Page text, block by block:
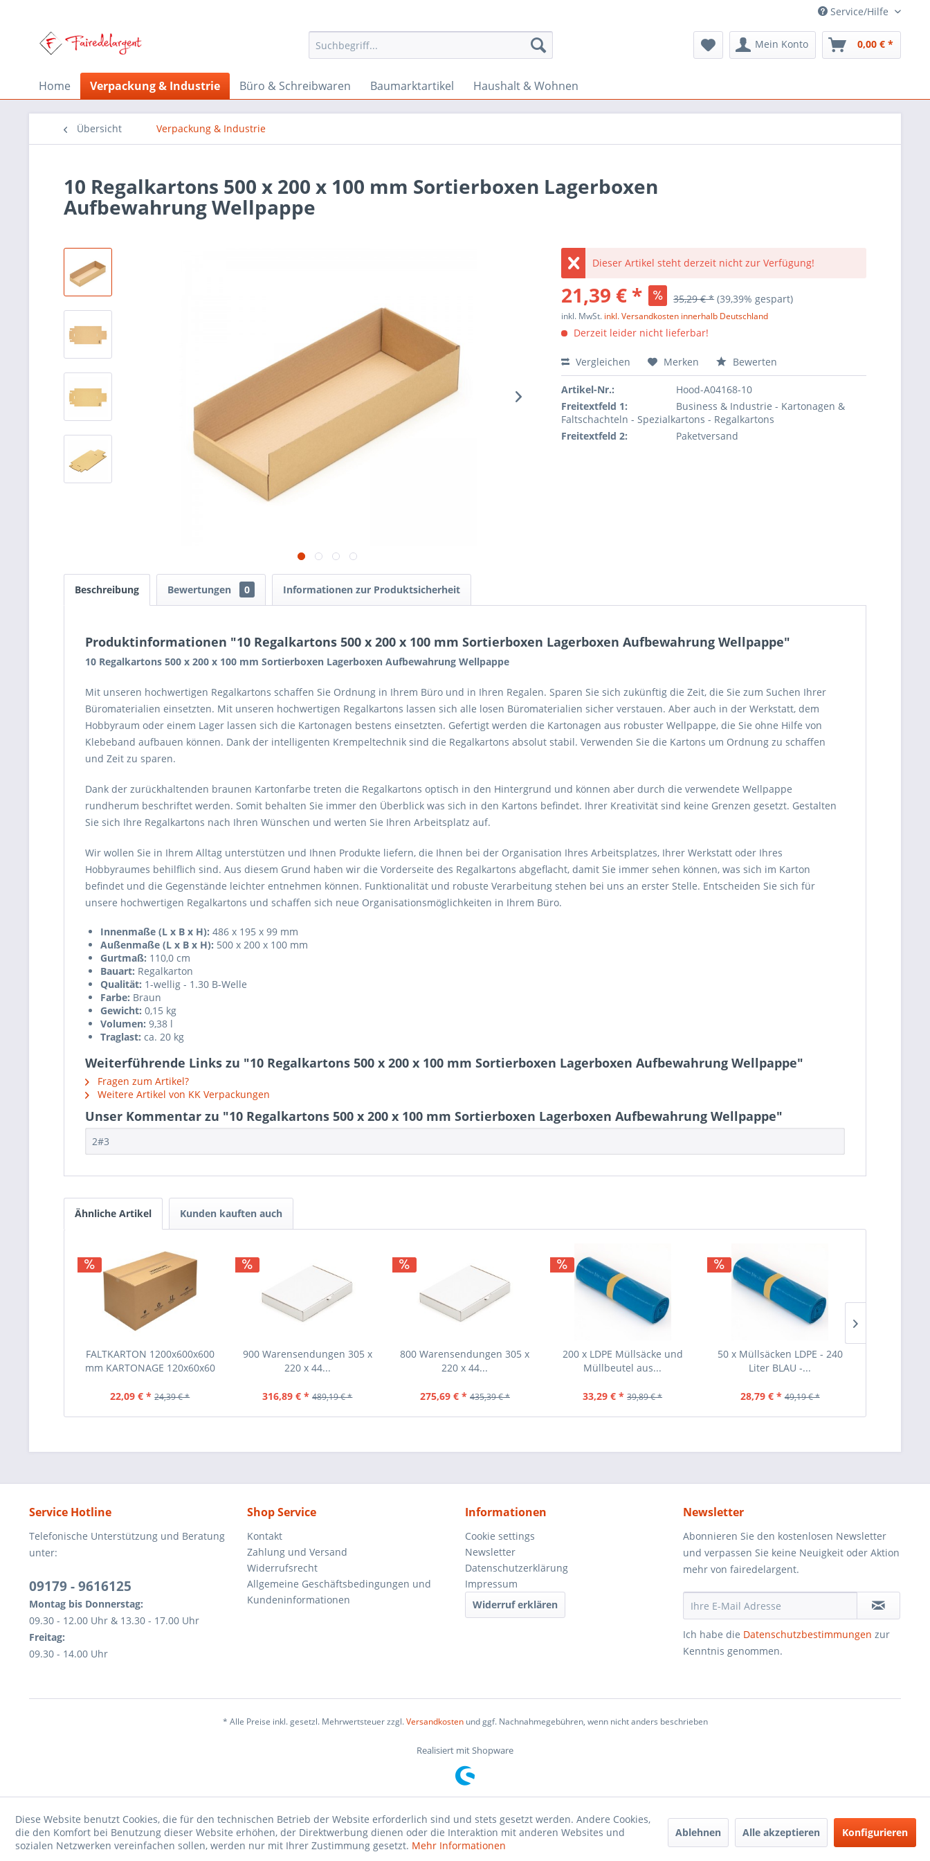
Service/Hilfe
Mein Konto 0,00 € *
Home Verpackung & Industrie Büro & Schreibwaren Baumarktartikel Haushalt & Wohnen
Übersicht Verpackung & Industrie
10 Regalkartons 500 x 200 x 100 mm Sortierboxen Lagerboxen
Aufbewahrung Wellpappe
Dieser Artikel steht derzeit nicht zur Verfügung!
21,39 € * 35,29 € * (39,39% gespart)
inkl. MwSt. inkl. Versandkosten innerhalb Deutschland
Derzeit leider nicht lieferbar!
Vergleichen Merken Bewerten
Artikel-Nr.:
Hood-A04168-10
Freitextfeld 1:
Business & Industrie - Kartonagen &
Faltschachteln - Spezialkartons - Regalkartons
Freitextfeld 2:
Paketversand
Beschreibung Bewertungen 0 Informationen zur Produktsicherheit
Produktinformationen "10 Regalkartons 500 x 200 x 100 mm Sortierboxen Lagerboxen Aufbewahrung Wellpappe"
10 Regalkartons 500 x 200 x 100 mm Sortierboxen Lagerboxen Aufbewahrung Wellpappe
Mit unseren hochwertigen Regalkartons schaffen Sie Ordnung in Ihrem Büro und in Ihren Regalen. Sparen Sie sich zukünftig die Zeit, die Sie zum Suchen Ihrer
Büromaterialien einsetzten. Mit unseren hochwertigen Regalkartons lassen sich alle losen Büromaterialien sicher verstauen. Aber auch in der Werkstatt, dem
Hobbyraum oder einem Lager lassen sich die Kartonagen bestens einsetzten. Gefertigt werden die Kartonagen aus robuster Wellpappe, die Sie ohne Hilfe von
Klebeband aufbauen können. Dank der intelligenten Krempeltechnik sind die Regalkartons absolut stabil. Verwenden Sie die Kartons um Ordnung zu schaffen
und Zeit zu sparen.
Dank der zurückhaltenden braunen Kartonfarbe treten die Regalkartons optisch in den Hintergrund und können aber durch die verwendete Wellpappe
rundherum beschriftet werden. Somit behalten Sie immer den Überblick was sich in den Kartons befindet. Ihrer Kreativität sind keine Grenzen gesetzt. Gestalten
Sie sich Ihre Regalkartons nach Ihren Wünschen und werten Sie Ihren Arbeitsplatz auf.
Wir wollen Sie in Ihrem Alltag unterstützen und Ihnen Produkte liefern, die Ihnen bei der Organisation Ihres Arbeitsplatzes, Ihrer Werkstatt oder Ihres
Hobbyraumes behilflich sind. Aus diesem Grund haben wir die Vorderseite des Regalkartons abgeflacht, damit Sie immer sehen können, was sich im Karton
befindet und die Gegenstände leichter entnehmen können. Funktionalität und robuste Verarbeitung stehen bei uns an erster Stelle. Entscheiden Sie sich für
unsere hochwertigen Regalkartons und schaffen sich neue Organisationsmöglichkeiten in Ihrem Büro.
Innenmaße (L x B x H): 486 x 195 x 99 mm
Außenmaße (L x B x H): 500 x 200 x 100 mm
Gurtmaß: 110,0 cm
Bauart: Regalkarton
Qualität: 1-wellig - 1.30 B-Welle
Farbe: Braun
Gewicht: 0,15 kg
Volumen: 9,38 l
Traglast: ca. 20 kg
Weiterführende Links zu "10 Regalkartons 500 x 200 x 100 mm Sortierboxen Lagerboxen Aufbewahrung Wellpappe"
Fragen zum Artikel?
Weitere Artikel von KK Verpackungen
Unser Kommentar zu "10 Regalkartons 500 x 200 x 100 mm Sortierboxen Lagerboxen Aufbewahrung Wellpappe"
2#3
Ähnliche Artikel Kunden kauften auch
FALTKARTON 1200x600x600
mm KARTONAGE 120x60x60
22,09 € * 24,39 € *
900 Warensendungen 305 x
220 x 44...
316,89 € * 489,19 € *
800 Warensendungen 305 x
220 x 44...
275,69 € * 435,39 € *
200 x LDPE Müllsäcke und
Müllbeutel aus...
33,29 € * 39,89 € *
50 x Müllsäcken LDPE - 240
Liter BLAU -...
28,79 € * 49,19 € *
Service Hotline
Telefonische Unterstützung und Beratung
unter:
09179 - 9616125
Montag bis Donnerstag:
09.30 - 12.00 Uhr & 13.30 - 17.00 Uhr
Freitag:
09.30 - 14.00 Uhr
Shop Service
Kontakt
Zahlung und Versand
Widerrufsrecht
Allgemeine Geschäftsbedingungen und
Kundeninformationen
Informationen
Cookie settings
Newsletter
Datenschutzerklärung
Impressum
Widerruf erklären
Newsletter
Abonnieren Sie den kostenlosen Newsletter
und verpassen Sie keine Neuigkeit oder Aktion
mehr von fairedelargent.
Ich habe die Datenschutzbestimmungen zur
Kenntnis genommen.
* Alle Preise inkl. gesetzl. Mehrwertsteuer zzgl.Versandkostenund ggf. Nachnahmegebühren, wenn nicht anders beschrieben
Realisiert mit Shopware
Diese Website benutzt Cookies, die für den technischen Betrieb der Website erforderlich sind und stets gesetzt werden. Andere Cookies,
die den Komfort bei Benutzung dieser Website erhöhen, der Direktwerbung dienen oder die Interaktion mit anderen Websites und
sozialen Netzwerken vereinfachen sollen, werden nur mit Ihrer Zustimmung gesetzt. Mehr Informationen
Ablehnen Alle akzeptieren Konfigurieren